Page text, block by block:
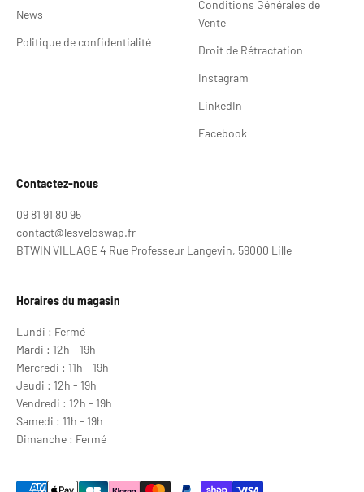
News
Politique de confidentialité
Conditions Générales de
Vente
Droit de Rétractation
Instagram
LinkedIn
Facebook
Contactez-nous
09 81 91 80 95
contact@lesveloswap.fr
BTWIN VILLAGE 4 Rue Professeur Langevin, 59000 Lille
Horaires du magasin
Lundi : Fermé
Mardi : 12h - 19h
Mercredi : 11h - 19h
Jeudi : 12h - 19h
Vendredi : 12h - 19h
Samedi : 11h - 19h
Dimanche : Fermé